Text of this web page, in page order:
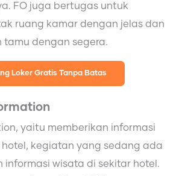
FO juga bertugas untuk
ruang kamar dengan jelas dan
tamu dengan segera.
Loker Gratis Tanpa Batas
yaitu memberikan informasi
kegiatan yang sedang ada
informasi wisata di sekitar hotel.